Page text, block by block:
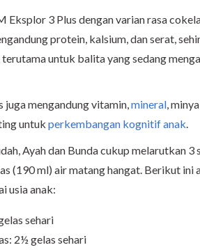
Eksplor 3 Plus dengan varian rasa
protein, kalsium, dan serat,
untuk balita yang sedang
juga mengandung vitamin,mineral,
untuk perkembangan kognitif anak.
Ayah dan Bunda cukup melarutkan 3
(190 ml) air matang hangat. Berikut ini
usia anak:
sehari
2½ gelas sehari